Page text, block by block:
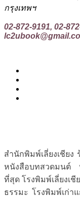
กรุงเทพฯ
02-872-9191, 02-
สำนักพิมพ์เลี่ยงเชียง
หนังสือบทสวดมนต์
ที่สุด โรงพิมพ์เลี่ยงเ
ธรรมะ โรงพิมพ์เก่า